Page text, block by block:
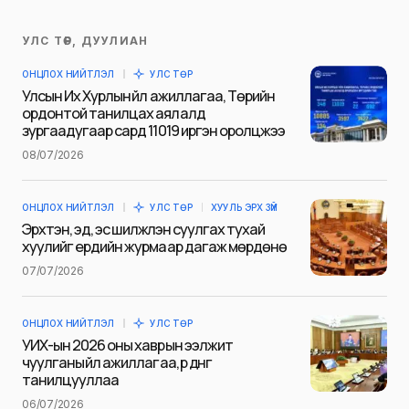
Таны имэйл хаягийг нийтлэхгүй.
тэмдэглэсэн
Сэтгэгдэл*
Name
УЛС ТӨР, ДУУЛИАН
ОНЦЛОХ НИЙТЛЭЛ УЛС ТӨР
Улсын Их Хурлын үйл ажиллагаа, Төрийн
ордонтой танилцах аялалд
зургаадугаар сард 11019 иргэн оролцжээ
08/07/2026
ОНЦЛОХ НИЙТЛЭЛ УЛС ТӨР ХУУЛЬ ЭРХ ЗҮЙ
Эрхтэн, эд, эс шилжүүлэн суулгах тухай
хуулийг ердийн журмаар дагаж мөрдөнө
07/07/2026
ОНЦЛОХ НИЙТЛЭЛ УЛС ТӨР
УИХ-ын 2026 оны хаврын ээлжит
чуулганы үйл ажиллагаа, үр дүнг
танилцууллаа
06/07/2026